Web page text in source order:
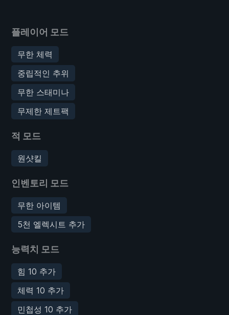
플레이어 모드
무한 체력
중립적인 추위
무한 스태미나
무제한 제트팩
적 모드
원샷킬
인벤토리 모드
무한 아이템
5천 엘렉시트 추가
능력치 모드
힘 10 추가
체력 10 추가
민첩성 10 추가